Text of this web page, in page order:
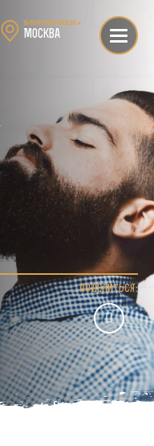
Выбери свой барбершоп:▼
Москва
ПОДЕЛИТЬСЯ: